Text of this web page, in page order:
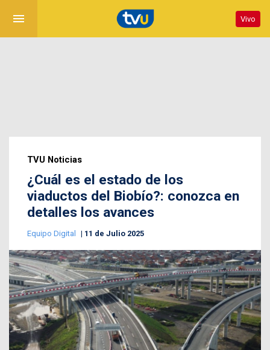
menu Vivo
TVU Noticias
¿Cuál es el estado de los
viaductos del Biobío?: conozca en
detalles los avances
Equipo Digital 11 de Julio 2025